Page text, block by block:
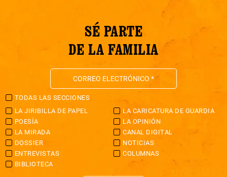
SÉ PARTE
DE LA FAMILIA
TODAS LAS SECCIONES
LA JIRIBILLA DE PAPEL
LA CARICATURA DE GUARDIA
POESÍA
LA OPINIÓN
LA MIRADA
CANAL DIGITAL
DOSSIER
NOTICIAS
ENTREVISTAS
COLUMNAS
BIBLIOTECA